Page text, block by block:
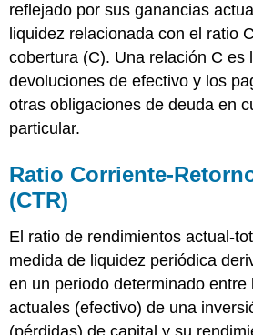
reflejado por sus ganancias
liquidez relacionada con el ratio
cobertura (C). Una relación C es
devoluciones de efectivo y los
otras obligaciones de deuda en
particular.
Ratio Corriente-
(CTR)
El ratio de rendimientos actual-
medida de liquidez periódica
en un periodo determinado entre
actuales (efectivo) de una